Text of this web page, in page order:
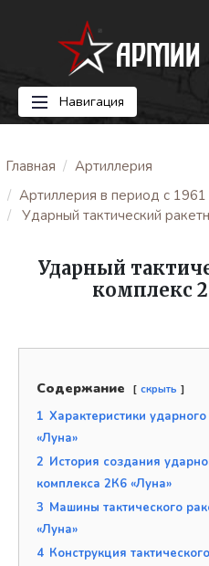
Навигация
Главная
Артиллерия
Артиллерия в период с 1961
Ударный тактический
Ударный
комплекс
Содержание скрыть
1 Характеристики
«Луна»
2 История создания
комплекса 2К6 «Луна»
3 Машины тактического
«Луна»
4 Конструкция